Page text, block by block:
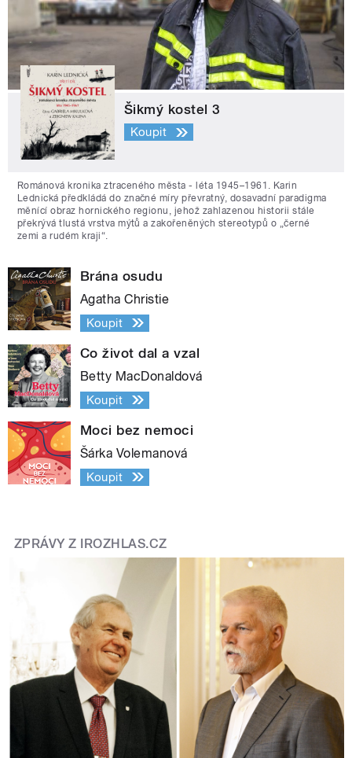
Šikmý kostel 3
Koupit
Románová kronika ztraceného města - léta 1945–1961. Karin
Lednická předkládá do značné míry převratný, dosavadní paradigma
měnící obraz hornického regionu, jehož zahlazenou historii stále
překrývá tlustá vrstva mýtů a zakořeněných stereotypů o „černé
zemi a rudém kraji“.
Brána osudu
Agatha Christie
Koupit
Co život dal a vzal
Betty MacDonaldová
Koupit
Moci bez nemoci
Šárka Volemanová
Koupit
ZPRÁVY Z IROZHLAS.CZ